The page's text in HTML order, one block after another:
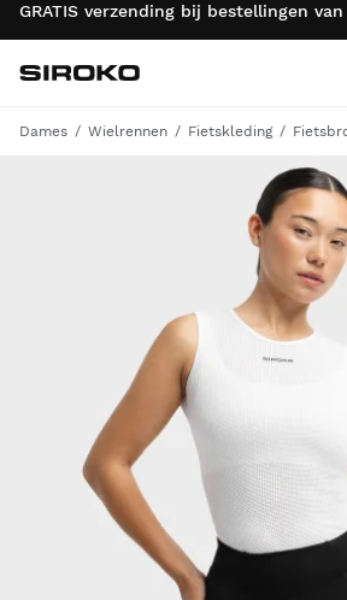
GRATIS verzending bij bestellingen
Ga naar de
Siroko.com
Dames Wielrennen Fietskleding